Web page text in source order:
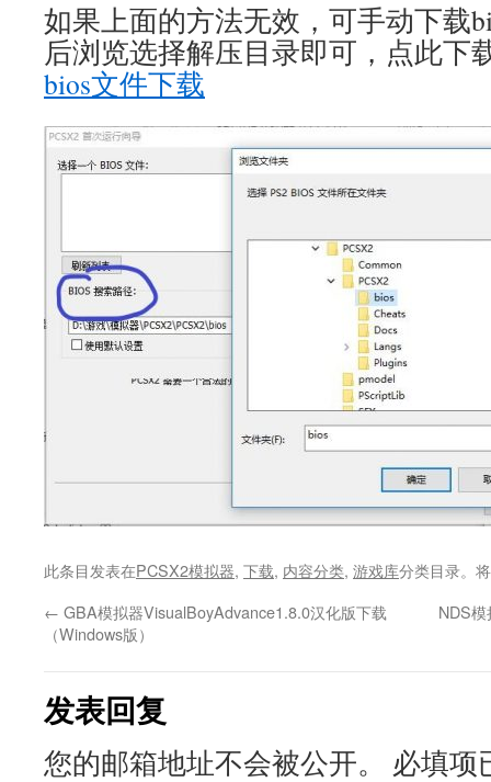
如果上面的方法无效，可手动下载
后浏览选择解压目录即可，点此下
bios文件下载
此条目发表在PCSX2模拟器, 下载, 内容分类, 游戏库分类目录。将
← GBA模拟器VisualBoyAdvance1.8.0汉化版下载
（Windows版）
NDS
发表回复
您的邮箱地址不会被公开。 必填项